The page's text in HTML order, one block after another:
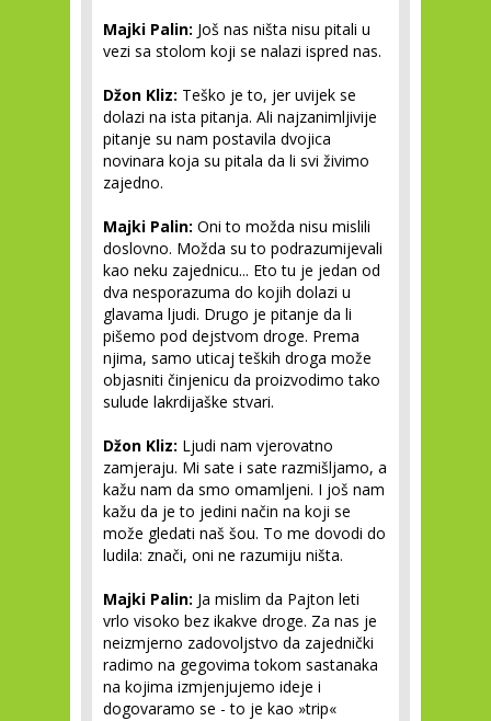
Majki Palin: Još nas ništa nisu pitali u
vezi sa stolom koji se nalazi ispred nas.
Džon Kliz: Teško je to, jer uvijek se
dolazi na ista pitanja. Ali najzanimljivije
pitanje su nam postavila dvojica
novinara koja su pitala da li svi živimo
zajedno.
Majki Palin: Oni to možda nisu mislili
doslovno. Možda su to podrazumijevali
kao neku zajednicu... Eto tu je jedan od
dva nesporazuma do kojih dolazi u
glavama ljudi. Drugo je pitanje da li
pišemo pod dejstvom droge. Prema
njima, samo uticaj teških droga može
objasniti činjenicu da proizvodimo tako
sulude lakrdijaške stvari.
Džon Kliz: Ljudi nam vjerovatno
zamjeraju. Mi sate i sate razmišljamo, a
kažu nam da smo omamljeni. I još nam
kažu da je to jedini način na koji se
može gledati naš šou. To me dovodi do
ludila: znači, oni ne razumiju ništa.
Majki Palin: Ja mislim da Pajton leti
vrlo visoko bez ikakve droge. Za nas je
neizmjerno zadovoljstvo da zajednički
radimo na gegovima tokom sastanaka
na kojima izmjenjujemo ideje i
dogovaramo se - to je kao »trip«